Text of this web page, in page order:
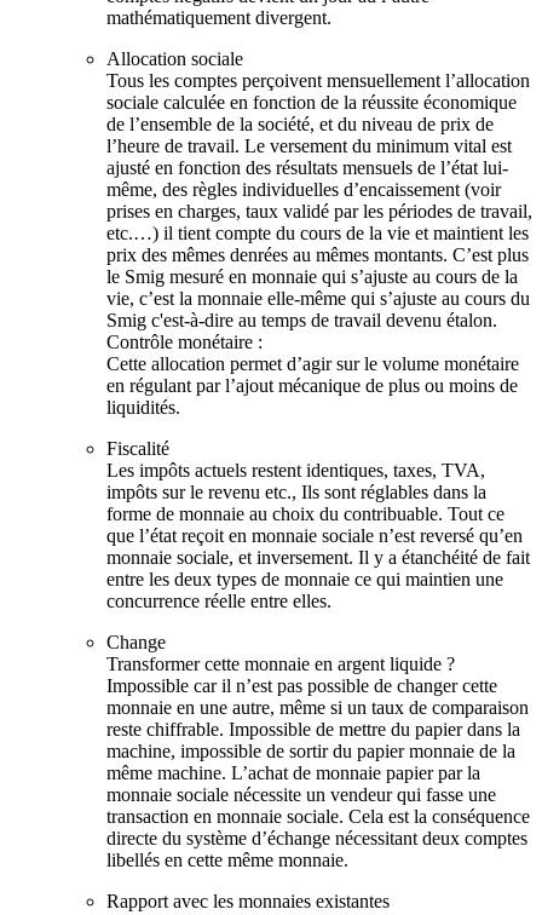
mathématiquement divergent.
Allocation sociale
Tous les comptes perçoivent mensuellement l’allocation
sociale calculée en fonction de la réussite économique
de l’ensemble de la société, et du niveau de prix de
l’heure de travail. Le versement du minimum vital est
ajusté en fonction des résultats mensuels de l’état lui-
même, des règles individuelles d’encaissement (voir
prises en charges, taux validé par les périodes de travail,
etc.…) il tient compte du cours de la vie et maintient les
prix des mêmes denrées au mêmes montants. C’est plus
le Smig mesuré en monnaie qui s’ajuste au cours de la
vie, c’est la monnaie elle-même qui s’ajuste au cours du
Smig c'est-à-dire au temps de travail devenu étalon.
Contrôle monétaire :
Cette allocation permet d’agir sur le volume monétaire
en régulant par l’ajout mécanique de plus ou moins de
liquidités.
Fiscalité
Les impôts actuels restent identiques, taxes, TVA,
impôts sur le revenu etc., Ils sont réglables dans la
forme de monnaie au choix du contribuable. Tout ce
que l’état reçoit en monnaie sociale n’est reversé qu’en
monnaie sociale, et inversement. Il y a étanchéité de fait
entre les deux types de monnaie ce qui maintien une
concurrence réelle entre elles.
Change
Transformer cette monnaie en argent liquide ?
Impossible car il n’est pas possible de changer cette
monnaie en une autre, même si un taux de comparaison
reste chiffrable. Impossible de mettre du papier dans la
machine, impossible de sortir du papier monnaie de la
même machine. L’achat de monnaie papier par la
monnaie sociale nécessite un vendeur qui fasse une
transaction en monnaie sociale. Cela est la conséquence
directe du système d’échange nécessitant deux comptes
libellés en cette même monnaie.
Rapport avec les monnaies existantes